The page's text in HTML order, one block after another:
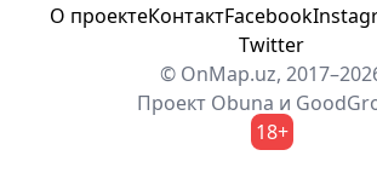
О проектеКонтактFacebook
Twitter
© OnMap.uz,
Проект Obuna и
18+